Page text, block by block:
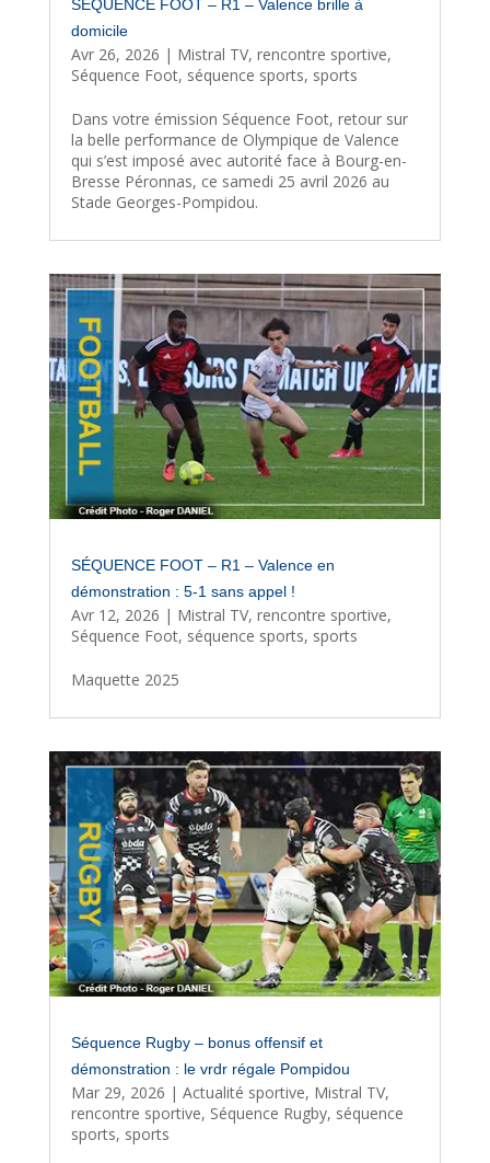
SÉQUENCE FOOT – R1 – Valence brille à
domicile
Avr 26, 2026 | Mistral TV, rencontre sportive,
Séquence Foot, séquence sports, sports
Dans votre émission Séquence Foot, retour sur
la belle performance de Olympique de Valence
qui s’est imposé avec autorité face à Bourg-en-
Bresse Péronnas, ce samedi 25 avril 2026 au
Stade Georges-Pompidou.
SÉQUENCE FOOT – R1 – Valence en
démonstration : 5-1 sans appel !
Avr 12, 2026 | Mistral TV, rencontre sportive,
Séquence Foot, séquence sports, sports
Maquette 2025
Séquence Rugby – bonus offensif et
démonstration : le vrdr régale Pompidou
Mar 29, 2026 | Actualité sportive, Mistral TV,
rencontre sportive, Séquence Rugby, séquence
sports, sports